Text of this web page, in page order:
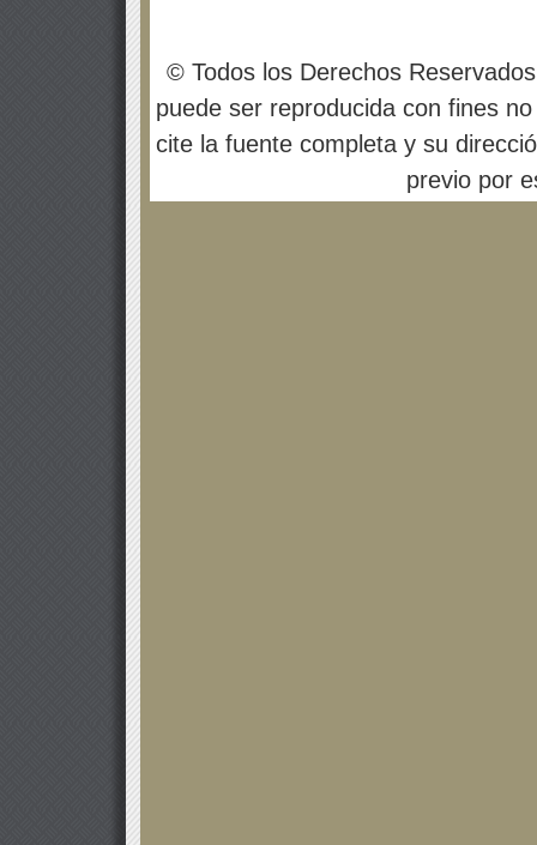
© Todos los Derechos
puede ser reproducida con fines
cite la fuente completa y su
previo por